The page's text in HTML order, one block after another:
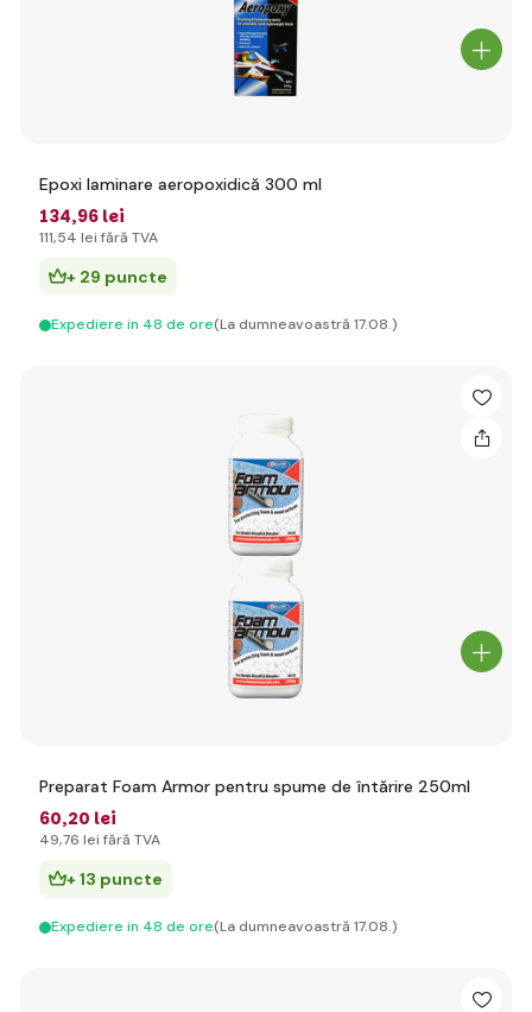
Epoxi laminare aeropoxidică 300 ml
134,96 lei
111,54 lei fără TVA
+ 29 puncte
Expediere in 48 de ore(La dumneavoastră 17.08.)
Preparat Foam Armor pentru spume de întărire 250ml
60,20 lei
49,76 lei fără TVA
+ 13 puncte
Expediere in 48 de ore(La dumneavoastră 17.08.)